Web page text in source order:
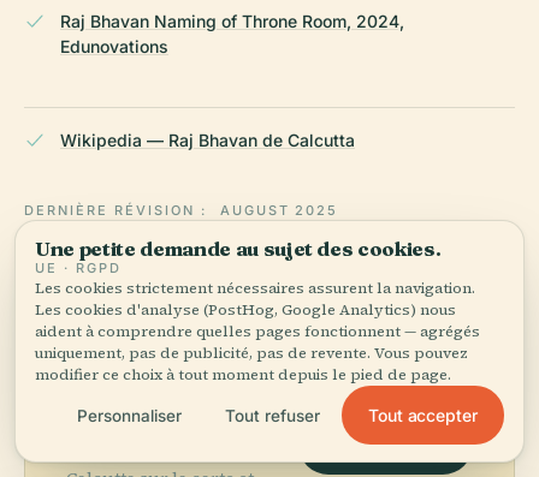
Raj Bhavan Naming of Throne Room, 2024,
Edunovations
Wikipedia — Raj Bhavan de Calcutta
DERNIÈRE RÉVISION : AUGUST 2025
Recherché à partir de Wikidata, Wikipédia et de sources
officielles · vérifié ·
Comment nous créons nos guides →
Explorer les
environs
Voir la carte
Une petite demande au sujet des cookies.
UE · RGPD
Les cookies strictement nécessaires assurent la navigation.
Les cookies d'analyse (PostHog, Google Analytics) nous
aident à comprendre quelles pages fonctionnent — agrégés
uniquement, pas de publicité, pas de revente. Vous pouvez
modifier ce choix à tout moment depuis le pied de page.
Personnaliser Tout refuser Tout accepter